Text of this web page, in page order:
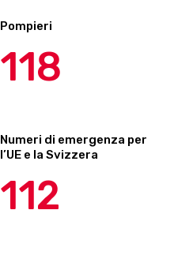
Pompieri
118
Numeri di emergenza per
l’UE e la Svizzera
112